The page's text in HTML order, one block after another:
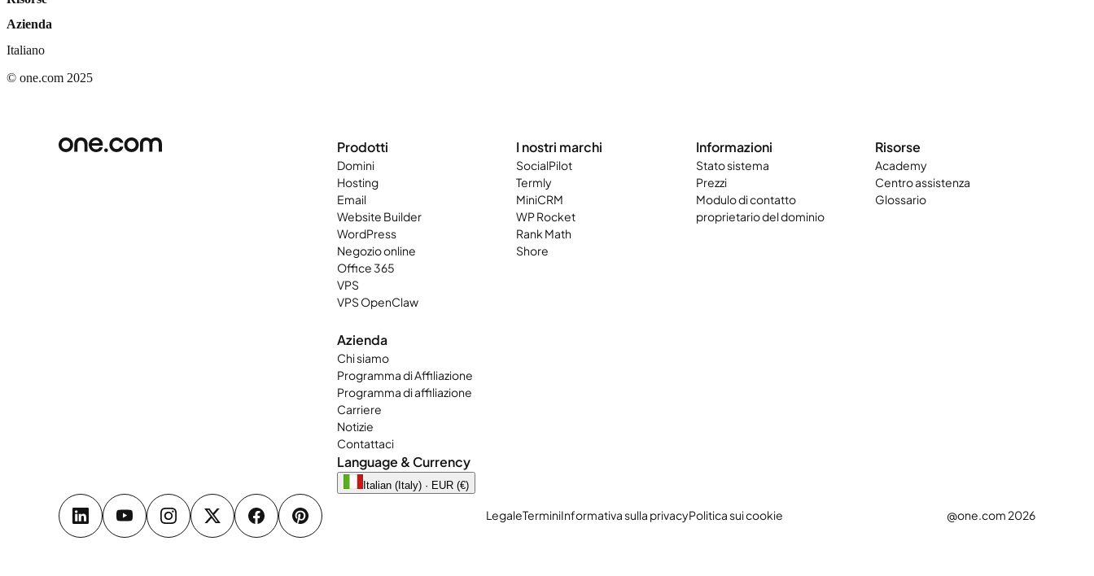
Azienda
Italiano
© one.com 2025
Prodotti
Domini
Hosting
Email
Website Builder
WordPress
Negozio online
Office 365
VPS
VPS OpenClaw
I nostri marchi
SocialPilot
Termly
MiniCRM
WP Rocket
Rank Math
Shore
Informazioni
Stato sistema
Prezzi
Modulo di contatto
proprietario del dominio
Risorse
Academy
Centro assistenza
Glossario
Azienda
Chi siamo
Programma di Affiliazione
Programma di affiliazione
Carriere
Notizie
Contattaci
Language & Currency
Italian (Italy) · EUR (€)
LegaleTerminiInformativa sulla privacyPolitica sui cookie @one.com 2026